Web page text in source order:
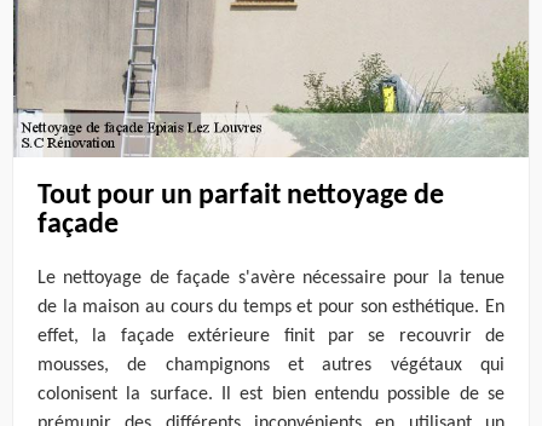
Tout pour un parfait nettoyage de
façade
Le nettoyage de façade s'avère nécessaire pour la tenue
de la maison au cours du temps et pour son esthétique. En
effet, la façade extérieure finit par se recouvrir de
mousses, de champignons et autres végétaux qui
colonisent la surface. Il est bien entendu possible de se